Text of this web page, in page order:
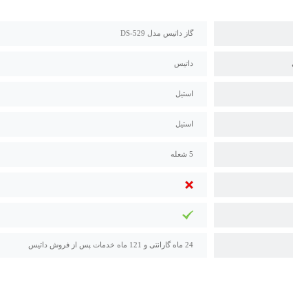
گاز داتیس مدل DS-529
داتیس
استیل
استیل
5 شعله
24 ماه گارانتی و 121 ماه خدمات پس از فروش داتیس